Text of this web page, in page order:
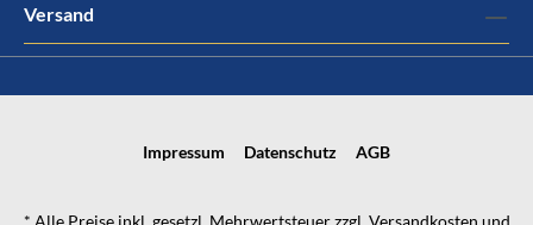
Versand
Impressum Datenschutz AGB
* Alle Preise inkl. gesetzl. Mehrwertsteuer zzgl. Versandkosten und